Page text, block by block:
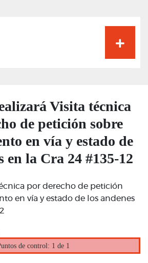
Visita técnica
de petición sobre
en vía y estado de
en la Cra 24 #135-12
por derecho de petición
en vía y estado de los andenes
de control: 1 de 1